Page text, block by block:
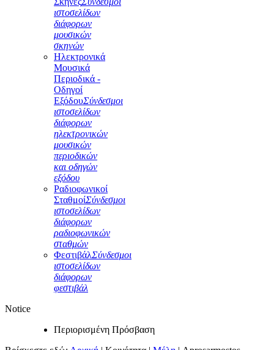
ιστοσελίδων
διάφορων
μουσικών
σκηνών
Ηλεκτρονικά
Μουσικά
Περιοδικά -
Οδηγοί
ΕξόδουΣύνδεσμοι
ιστοσελίδων
διάφορων
ηλεκτρονικών
μουσικών
περιοδικών
και οδηγών
εξόδου
Ραδιοφωνικοί
ΣταθμοίΣύνδεσμοι
ιστοσελίδων
διάφορων
ραδιοφωνικών
σταθμών
ΦεστιβάλΣύνδεσμοι
ιστοσελίδων
διάφορων
φεστιβάλ
Notice
Περιορισμένη Πρόσβαση